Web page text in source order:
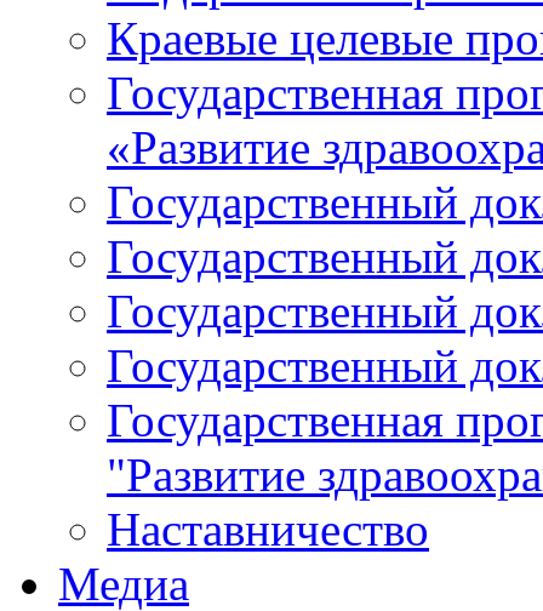
Краевые целевые
Государственная
«Развитие
Государственный
Государственный
Государственный
Государственный
Государственная
"Развитие
Наставничество
Медиа